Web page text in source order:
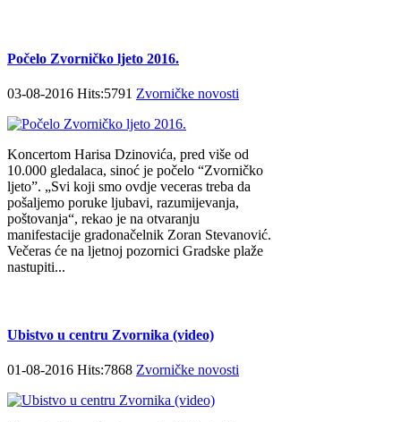
Počelo Zvorničko ljeto 2016.
03-08-2016 Hits:5791 Zvorničke novosti
Koncertom Harisa Dzinovića, pred više od
10.000 gledalaca, sinoć je počelo “Zvorničko
ljeto”. „Svi koji smo ovdje veceras treba da
pošaljemo poruke ljubavi, razumijevanja,
poštovanja“, rekao je na otvaranju
manifestacije gradonačelnik Zoran Stevanović.
Večeras će na ljetnoj pozornici Gradske plaže
nastupiti...
Ubistvo u centru Zvornika (video)
01-08-2016 Hits:7868 Zvorničke novosti